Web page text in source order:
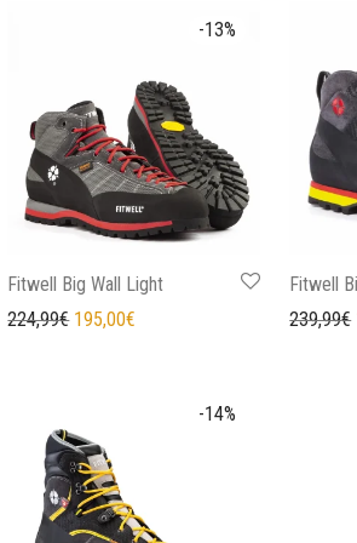
-13%
Fitwell Big Wall Light
224,99€ Il prezzo originale era: 224,99€.
195,00€ Il prezzo attuale è: 195,00€.
Fitwell
239,99€
-14%